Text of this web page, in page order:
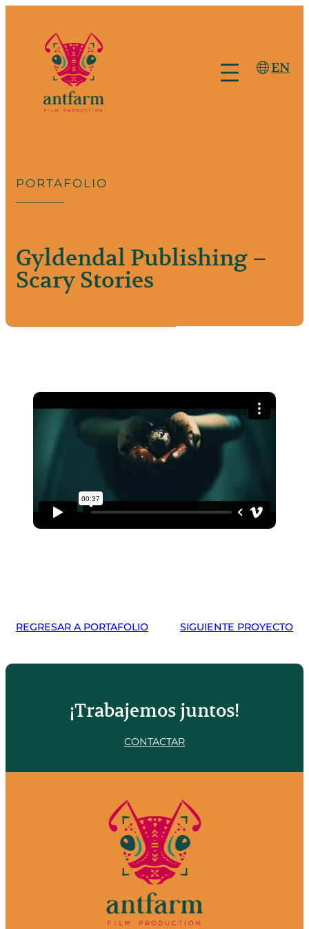
contenido
EN
PORTAFOLIO
Gyldendal Publishing –
Scary Stories
REGRESAR A PORTAFOLIO SIGUIENTE PROYECTO
¡Trabajemos juntos!
CONTACTAR